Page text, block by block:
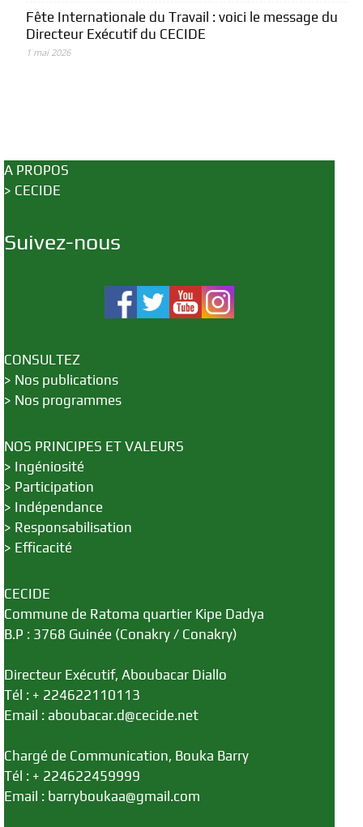
Fête Internationale du Travail : voici le message du
Directeur Exécutif du CECIDE
1 mai 2026
A PROPOS
> CECIDE
Suivez-nous
CONSULTEZ
> Nos publications
> Nos programmes
NOS PRINCIPES ET VALEURS
> Ingéniosité
> Participation
> Indépendance
> Responsabilisation
> Efficacité
CECIDE
Commune de Ratoma quartier Kipe Dadya
B.P : 3768 Guinée (Conakry / Conakry)
Directeur Exécutif, Aboubacar Diallo
Tél : + 224622110113
Email : aboubacar.d@cecide.net
Chargé de Communication, Bouka Barry
Tél : + 224622459999
Email : barryboukaa@gmail.com